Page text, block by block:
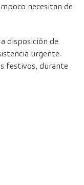
necesitan de
disposición de
urgente.
festivos, durante